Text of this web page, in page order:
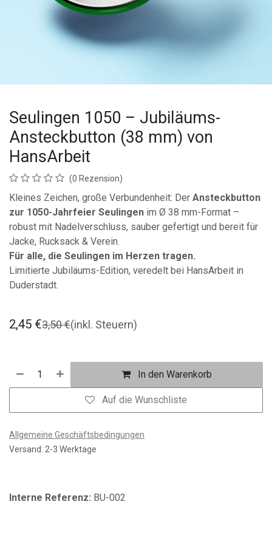
Seulingen 1050 – Jubiläums-
Ansteckbutton (38 mm) von
HansArbeit
(0 Rezension)
Kleines Zeichen, große Verbundenheit: Der Ansteckbutton
zur 1050-Jahrfeier Seulingen im Ø 38 mm-Format –
robust mit Nadelverschluss, sauber gefertigt und bereit für
Jacke, Rucksack & Verein.
Für alle, die Seulingen im Herzen tragen.
Limitierte Jubiläums-Edition, veredelt bei HansArbeit in
Duderstadt.
2,45 €3,50€(inkl. Steuern)
In den Warenkorb
Auf die Wunschliste
Allgemeine Geschäftsbedingungen
Versand: 2-3 Werktage
Interne Referenz: BU-002